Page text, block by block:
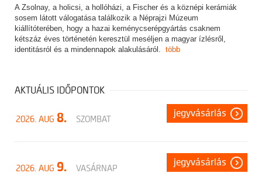
A Zsolnay, a holicsi, a hollóházi, a Fischer és a köznépi kerámiák
sosem látott válogatása találkozik a Néprajzi Múzeum
kiállítóterében, hogy a hazai keménycserépgyártás csaknem
kétszáz éves történetén keresztül meséljen a magyar ízlésről,
identitásról és a mindennapok alakulásáról. több
AKTUÁLIS IDŐPONTOK
2026. AUG 8. SZOMBAT
jegyvásárlás
2026. AUG 9. VASÁRNAP
jegyvásárlás